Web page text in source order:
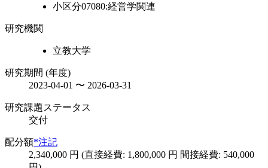
小区分07080:経営学関連
研究機関
立教大学
研究期間 (年度)
2023-04-01 〜 2026-03-31
研究課題ステータス
交付
配分額*注記
2,340,000 円 (直接経費: 1,800,000 円 間接経費: 540,000